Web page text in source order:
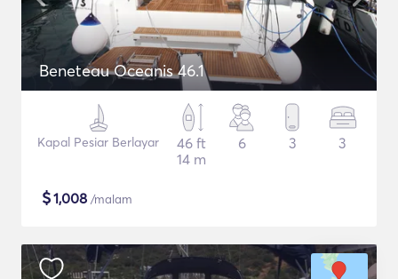
Beneteau Oceanis 46.1
Kapal Pesiar Berlayar
46 ft
14 m
6 3 3
$1,008 /malam